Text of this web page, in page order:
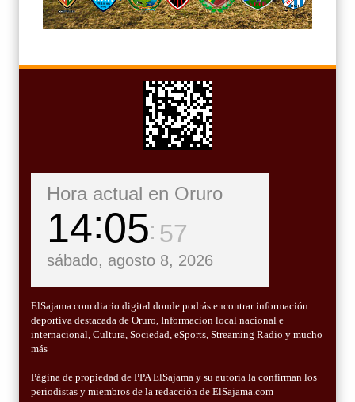
Hora actual en Oruro
14 05 58
sábado, agosto 8, 2026
ElSajama.com diario digital donde podrás encontrar información
deportiva destacada de Oruro, Informacion local nacional e
internacional, Cultura, Sociedad, eSports, Streaming Radio y mucho
más
Página de propiedad de PPA ElSajama y su autoría la confirman los
periodistas y miembros de la redacción de ElSajama.com